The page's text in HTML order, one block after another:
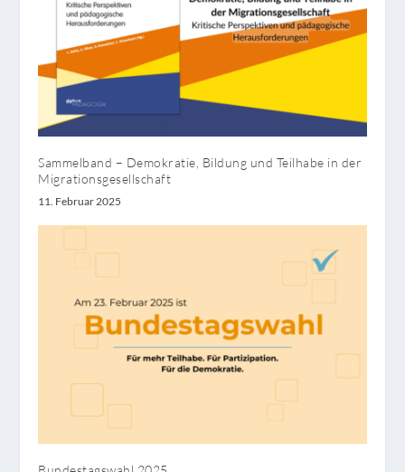
Sammelband – Demokratie, Bildung und Teilhabe in der
Migrationsgesellschaft
11. Februar 2025